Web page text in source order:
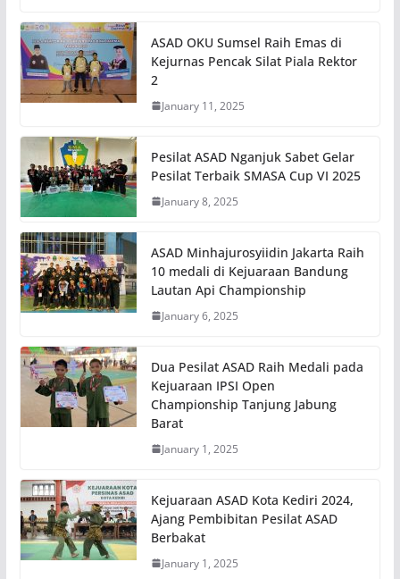
ASAD OKU Sumsel Raih Emas di
Kejurnas Pencak Silat Piala Rektor
2
January 11, 2025
Pesilat ASAD Nganjuk Sabet Gelar
Pesilat Terbaik SMASA Cup VI 2025
January 8, 2025
ASAD Minhajurosyiidin Jakarta Raih
10 medali di Kejuaraan Bandung
Lautan Api Championship
January 6, 2025
Dua Pesilat ASAD Raih Medali pada
Kejuaraan IPSI Open
Championship Tanjung Jabung
Barat
January 1, 2025
Kejuaraan ASAD Kota Kediri 2024,
Ajang Pembibitan Pesilat ASAD
Berbakat
January 1, 2025